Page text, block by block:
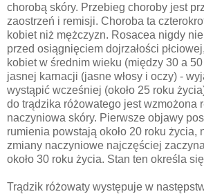
chorobą skóry. Przebieg choroby jest
zaostrzeń i remisji. Choroba ta
kobiet niż mężczyzn. Rosacea nigdy
przed osiągnięciem dojrzałości
kobiet w średnim wieku (między 30 a
jasnej karnacji (jasne włosy i oczy) -
wystąpić wcześniej (około 25 roku
do trądzika różowatego jest wzmożona
naczyniowa skóry. Pierwsze objawy
rumienia powstają około 20 roku życia,
zmiany naczyniowe najczęściej
około 30 roku życia. Stan ten określa
Trądzik różowaty występuje w